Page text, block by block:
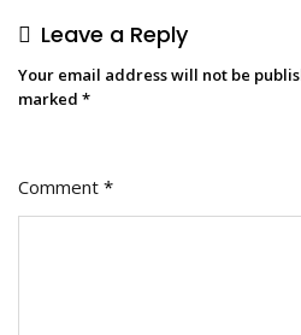
Leave a Reply
Your email address will not be
marked *
Comment *